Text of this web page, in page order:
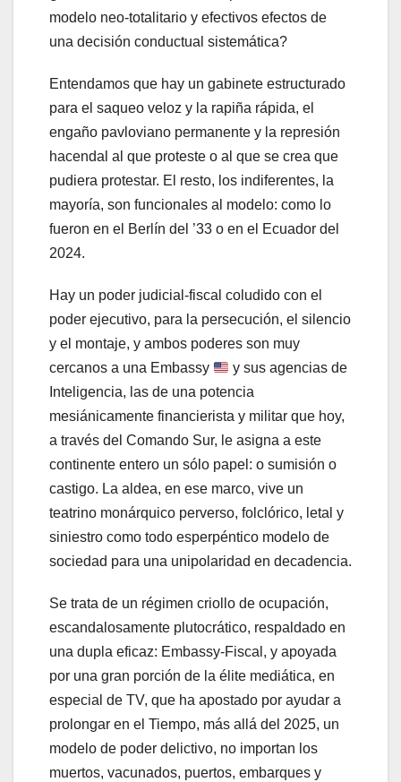
modelo neo-totalitario y efectivos efectos de
una decisión conductual sistemática?
Entendamos que hay un gabinete estructurado
para el saqueo veloz y la rapiña rápida, el
engaño pavloviano permanente y la represión
hacendal al que proteste o al que se crea que
pudiera protestar. El resto, los indiferentes, la
mayoría, son funcionales al modelo: como lo
fueron en el Berlín del ’33 o en el Ecuador del
2024.
Hay un poder judicial-fiscal coludido con el
poder ejecutivo, para la persecución, el silencio
y el montaje, y ambos poderes son muy
cercanos a una Embassy
y sus agencias de
Inteligencia, las de una potencia
mesiánicamente financierista y militar que hoy,
a través del Comando Sur, le asigna a este
continente entero un sólo papel: o sumisión o
castigo. La aldea, en ese marco, vive un
teatrino monárquico perverso, folclórico, letal y
siniestro como todo esperpéntico modelo de
sociedad para una unipolaridad en decadencia.
Se trata de un régimen criollo de ocupación,
escandalosamente plutocrático, respaldado en
una dupla eficaz: Embassy-Fiscal, y apoyada
por una gran porción de la élite mediática, en
especial de TV, que ha apostado por ayudar a
prolongar en el Tiempo, más allá del 2025, un
modelo de poder delictivo, no importan los
muertos, vacunados, puertos, embarques y